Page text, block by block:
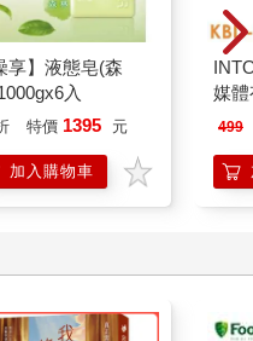
享】液態皂(森
入
特價 1395 元
加入購物車
媒
101)
499